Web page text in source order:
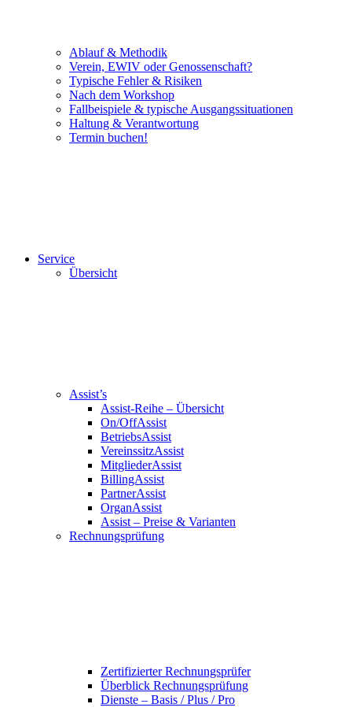
Ablauf & Methodik
Verein, EWIV oder Genossenschaft?
Typische Fehler & Risiken
Nach dem Workshop
Fallbeispiele & typische Ausgangssituationen
Haltung & Verantwortung
Termin buchen!
Service
Übersicht
Assist’s
Assist-Reihe – Übersicht
On/OffAssist
BetriebsAssist
VereinssitzAssist
MitgliederAssist
BillingAssist
PartnerAssist
OrganAssist
Assist – Preise & Varianten
Rechnungsprüfung
Zertifizierter Rechnungsprüfer
Überblick Rechnungsprüfung
Dienste – Basis / Plus / Pro